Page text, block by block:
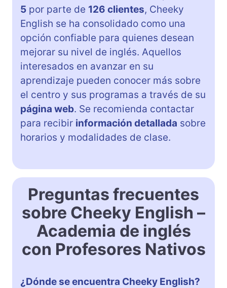
5 por parte de 126 clientes, Cheeky
English se ha consolidado como una
opción confiable para quienes desean
mejorar su nivel de inglés. Aquellos
interesados en avanzar en su
aprendizaje pueden conocer más sobre
el centro y sus programas a través de su
página web. Se recomienda contactar
para recibir información detallada sobre
horarios y modalidades de clase.
Preguntas frecuentes
sobre Cheeky English –
Academia de inglés
con Profesores Nativos
¿Dónde se encuentra Cheeky English?